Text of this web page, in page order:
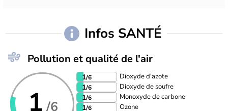
Infos SANTÉ
Pollution et qualité de l'air
1 /6
1/6 Dioxyde d'azote
1/6 Dioxyde de soufre
1/6 Monoxyde de carbone
1/6 Ozone